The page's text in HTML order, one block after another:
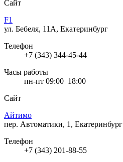
Сайт
F1
ул. Бебеля, 11А, Екатеринбург
Телефон
+7 (343) 344-45-44
Часы работы
пн-пт 09:00–18:00
Сайт
Айтимо
пер. Автоматики, 1, Екатеринбург
Телефон
+7 (343) 201-88-55